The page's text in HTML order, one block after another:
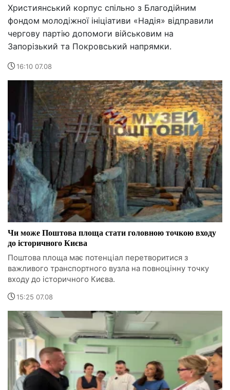
Християнський корпус спільно з Благодійним
фондом молодіжної ініціативи «Надія» відправили
чергову партію допомоги військовим на
Запорізький та Покровський напрямки.
16:10 07.08
Чи може Поштова площа стати головною точкою входу
до історичного Києва
Поштова площа має потенціал перетворитися з
важливого транспортного вузла на повноцінну точку
входу до історичного Києва.
15:25 07.08